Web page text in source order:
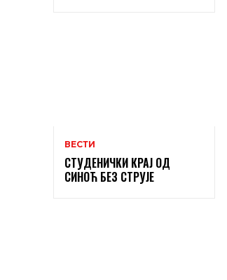
ВЕСТИ
СТУДЕНИЧКИ КРАЈ ОД
СИНОЋ БЕЗ СТРУЈЕ